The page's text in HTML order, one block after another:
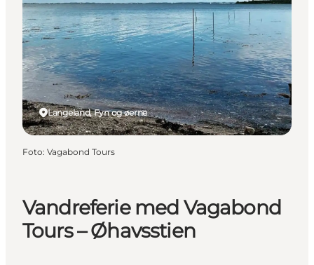
Overnatning
Book lokale oplevelser
Vandreferie med Vagabond
Tours – Øhavsstien
Langeland, Fyn og øerne
Foto: Vagabond Tours